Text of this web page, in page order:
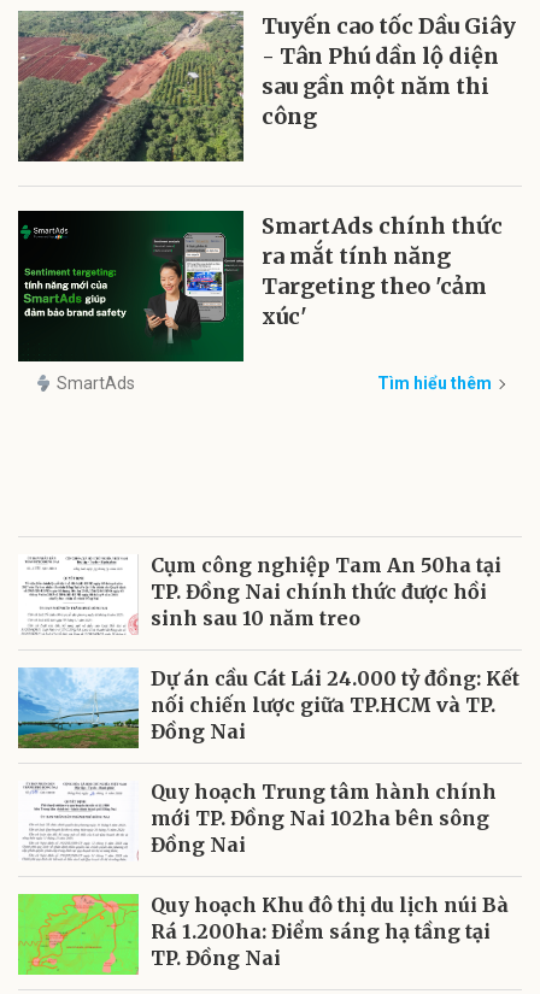
Tuyến cao tốc Dầu Giây
- Tân Phú dần lộ diện
sau gần một năm thi
công
SmartAds chính thức
ra mắt tính năng
Targeting theo 'cảm
xúc'
SmartAds Tìm hiểu thêm
Cụm công nghiệp Tam An 50ha tại
TP. Đồng Nai chính thức được hồi
sinh sau 10 năm treo
Dự án cầu Cát Lái 24.000 tỷ đồng: Kết
nối chiến lược giữa TP.HCM và TP.
Đồng Nai
Quy hoạch Trung tâm hành chính
mới TP. Đồng Nai 102ha bên sông
Đồng Nai
Quy hoạch Khu đô thị du lịch núi Bà
Rá 1.200ha: Điểm sáng hạ tầng tại
TP. Đồng Nai